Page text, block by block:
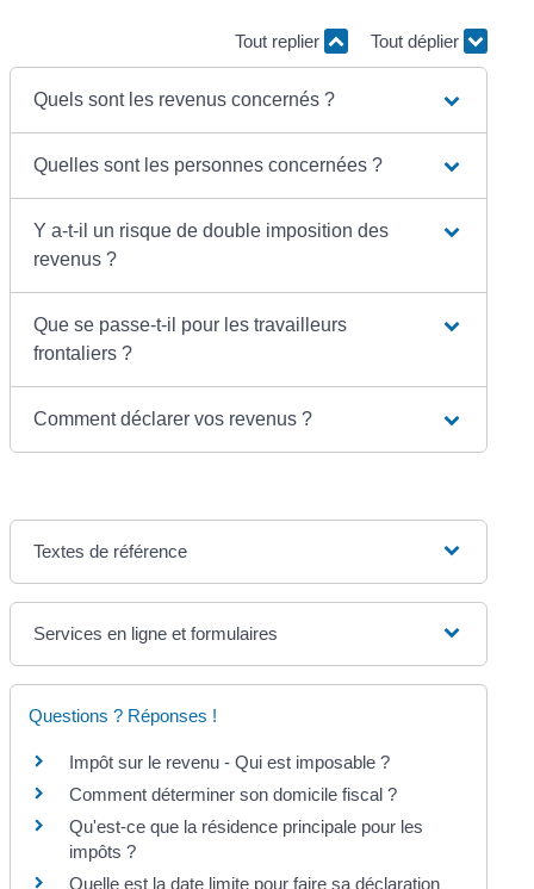
Tout replier Tout déplier
Quels sont les revenus concernés ?
Quelles sont les personnes concernées ?
Y a-t-il un risque de double imposition des
revenus ?
Que se passe-t-il pour les travailleurs
frontaliers ?
Comment déclarer vos revenus ?
Textes de référence
Services en ligne et formulaires
Questions ? Réponses !
Impôt sur le revenu - Qui est imposable ?
Comment déterminer son domicile fiscal ?
Qu'est-ce que la résidence principale pour les
impôts ?
Quelle est la date limite pour faire sa déclaration